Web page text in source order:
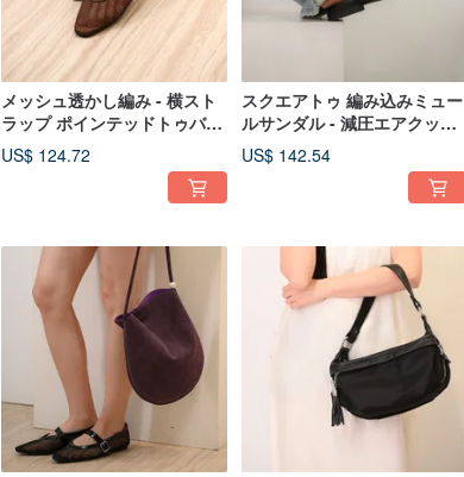
メッシュ透かし編み - 横スト
ラップ ポインテッドトゥバレ
エシューズ - 茶色
US$ 124.72
スクエアトゥ 編み込みミュー
ルサンダル - 減圧エアクッシ
ョン - ブラック
US$ 142.54